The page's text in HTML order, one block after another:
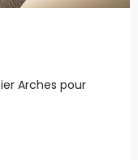
Arches pour